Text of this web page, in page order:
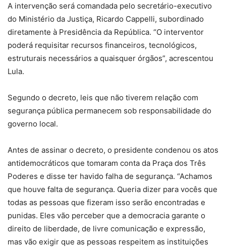
A intervenção será comandada pelo secretário-executivo
do Ministério da Justiça, Ricardo Cappelli, subordinado
diretamente à Presidência da República. “O interventor
poderá requisitar recursos financeiros, tecnológicos,
estruturais necessários a quaisquer órgãos”, acrescentou
Lula.
Segundo o decreto, leis que não tiverem relação com
segurança pública permanecem sob responsabilidade do
governo local.
Antes de assinar o decreto, o presidente condenou os atos
antidemocráticos que tomaram conta da Praça dos Três
Poderes e disse ter havido falha de segurança. “Achamos
que houve falta de segurança. Queria dizer para vocês que
todas as pessoas que fizeram isso serão encontradas e
punidas. Eles vão perceber que a democracia garante o
direito de liberdade, de livre comunicação e expressão,
mas vão exigir que as pessoas respeitem as instituições